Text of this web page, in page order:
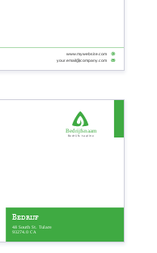
www.mywebsite.com
your.email@company.com
48 South St. Tulare
93274.0 CA
Bedrijf
Bedrijfsnaam
Bedrijfs tagline